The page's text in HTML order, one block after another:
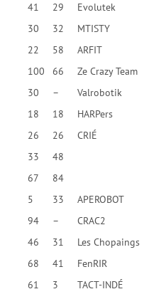
41 29
Evolutek
30 32
MTISTY
22 58
ARFIT
100
66
Ze Crazy Team
30 –
Valrobotik
18 18
HARPers
26 26
CRIÉ
33
48
67
84
5 33
APEROBOT
94 –
CRAC2
46 31
Les Chopaings
68
41
FenRIR
61 3
TACT-INDÉ